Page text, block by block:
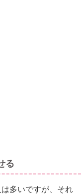
る
多いですが、それ